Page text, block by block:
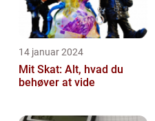
14 januar 2024
Mit Skat: Alt, hvad du
behøver at vide